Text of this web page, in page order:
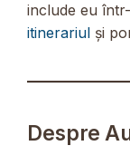
include eu
itinerariul și
Despre